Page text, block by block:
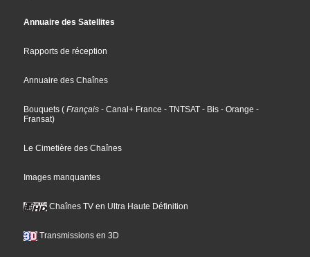
Annuaire des Satellites
Rapports de réception
Annuaire des Chaînes
Bouquets ( Français - Canal+ France - TNTSAT - Bis - Orange -
Fransat)
Le Cimetière des Chaînes
Images manquantes
Chaînes TV en Ultra Haute Définition
Transmissions en 3D